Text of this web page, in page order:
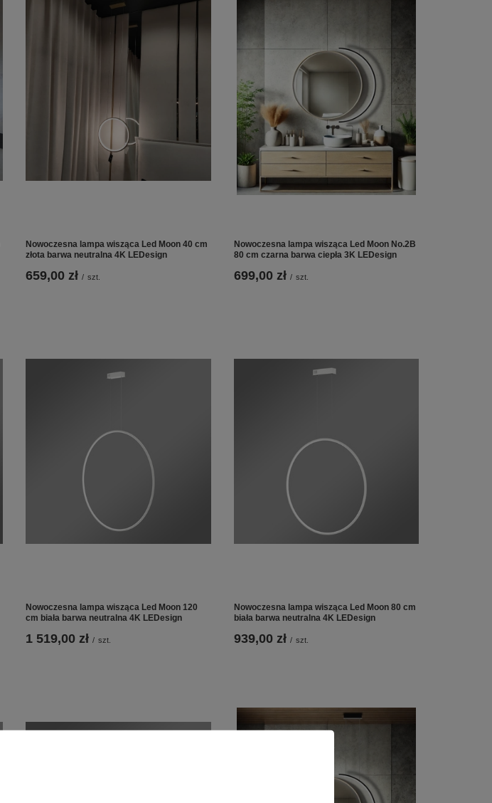
Nowoczesna lampa wisząca Led Moon 40 cm
złota barwa neutralna 4K LEDesign
659,00 zł / szt.
Nowoczesna lampa wisząca Led Moon No.2B
80 cm czarna barwa ciepła 3K LEDesign
699,00 zł / szt.
Nowoczesna lampa wisząca Led Moon 120
cm biała barwa neutralna 4K LEDesign
1 519,00 zł / szt.
Nowoczesna lampa wisząca Led Moon 80 cm
biała barwa neutralna 4K LEDesign
939,00 zł / szt.